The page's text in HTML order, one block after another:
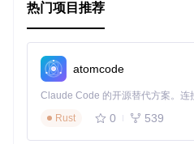
热门项目推荐
atomcode
Rust
0 539